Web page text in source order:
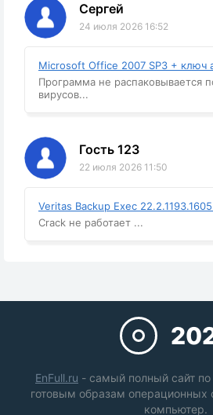
Сергей
24 июля 2026 16:52
Microsoft Office 2007 SP3 + ключ
Программа не распаковывается
вирусов...
Гость 123
22 июля 2026 11:50
Veritas Backup Exec
Crack не работает ...
EnFull.ru - самый полный сайт
готовым образам операционных
компьютер.